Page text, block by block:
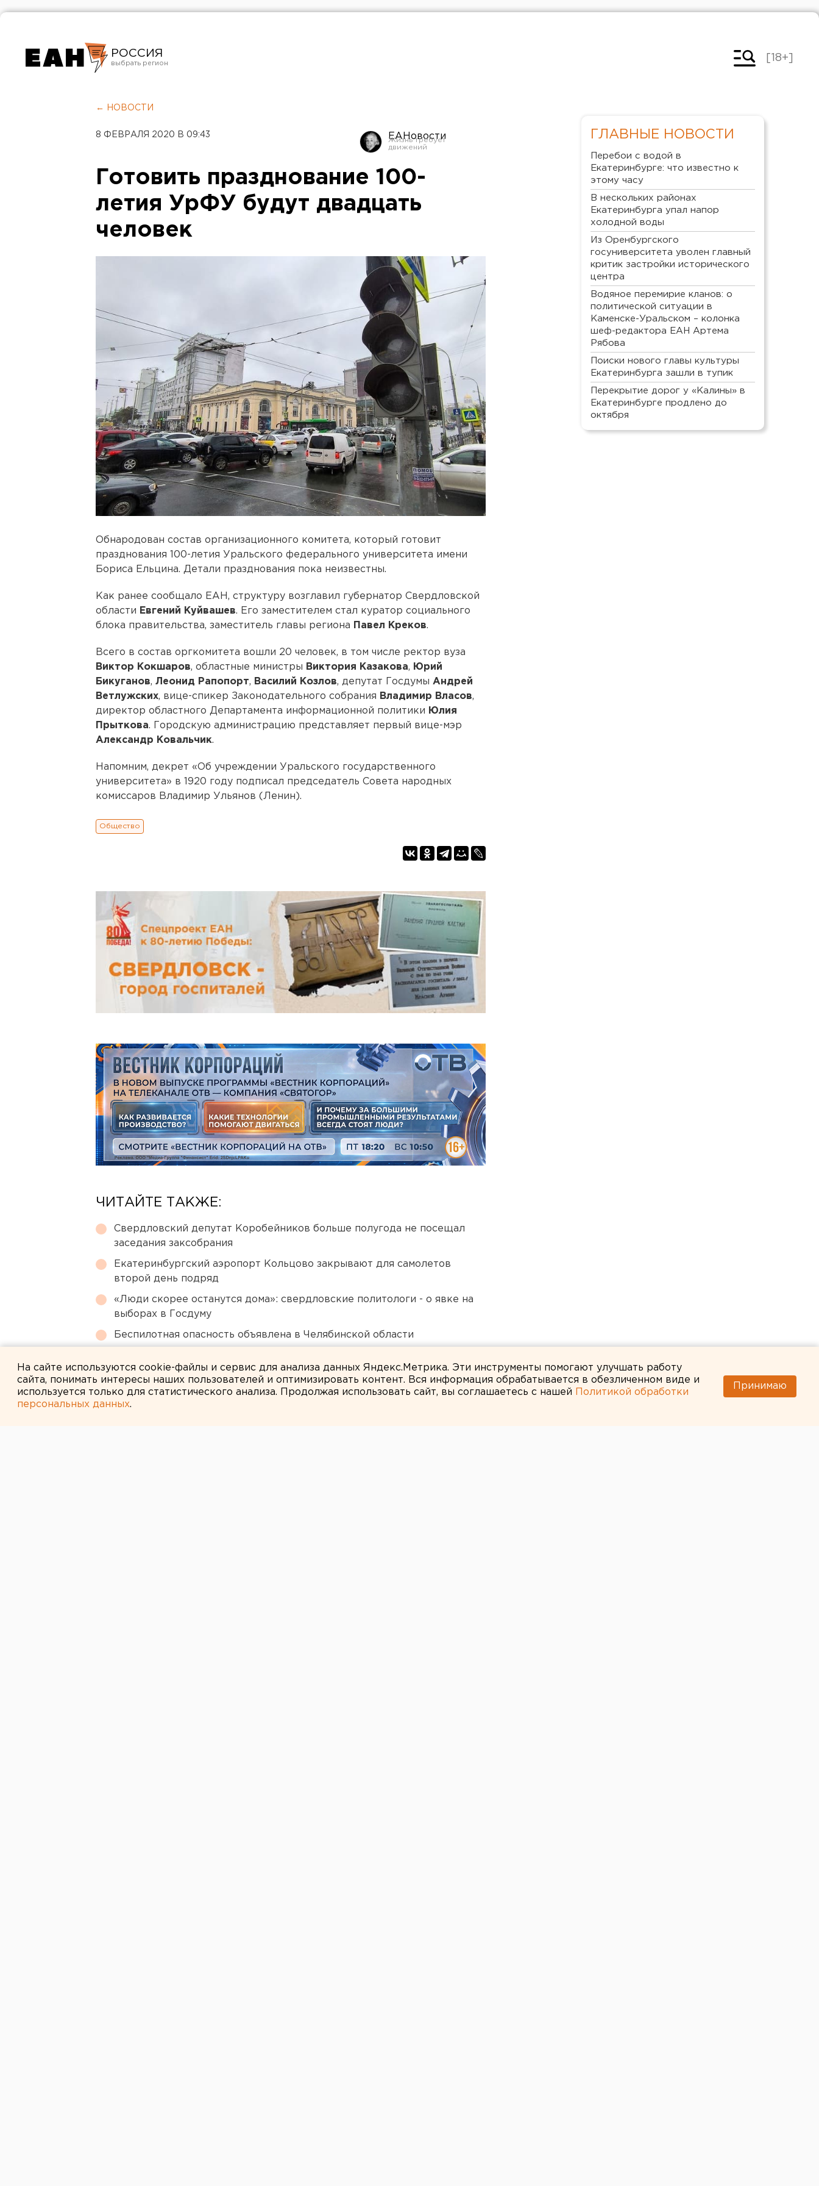
РОССИЯ
Челябинск
[18+]
← НОВОСТИ
8 ФЕВРАЛЯ 2020 В 09:43 ЕАНовости
Готовить празднование 100-
летия УрФУ будут двадцать
человек
Обнародован состав организационного комитета, который готовит
празднования 100-летия Уральского федерального университета имени
Бориса Ельцина. Детали празднования пока неизвестны.
Как ранее сообщало ЕАН, структуру возглавил губернатор Свердловской
области Евгений Куйвашев. Его заместителем стал куратор социального
блока правительства, заместитель главы региона
Павел Креков.
Всего в состав оргкомитета вошли 20 человек, в том числе ректор вуза
Виктор Кокшаров, областные министры Виктория Казакова, Юрий
Бикуганов, Леонид Рапопорт, Василий Козлов, депутат Госдумы Андрей
Ветлужских, вице-спикер Законодательного собрания Владимир Власов,
директор областного Департамента информационной политики Юлия
Прыткова. Городскую администрацию представляет первый вице-мэр
Александр Ковальчик.
Напомним, декрет «Об учреждении Уральского государственного
университета» в 1920 году подписал председатель Совета народных
комиссаров Владимир Ульянов (Ленин).
Общество
ЧИТАЙТЕ ТАКЖЕ:
Свердловский депутат Коробейников больше полугода не посещал
заседания заксобрания
Екатеринбургский аэропорт Кольцово закрывают для самолетов
второй день подряд
«Люди скорее останутся дома»: свердловские политологи - о явке на
выборах в Госдуму
Беспилотная опасность объявлена в Челябинской области
ГЛАВНЫЕ НОВОСТИ
Перебои с водой в
Екатеринбурге: что известно к
этому часу
В нескольких районах
Екатеринбурга упал напор
холодной воды
Из Оренбургского
госуниверситета уволен главный
критик застройки исторического
центра
Водяное перемирие кланов: о
политической ситуации в
Каменске-Уральском – колонка
шеф-редактора ЕАН Артема
Рябова
Поиски нового главы культуры
Екатеринбурга зашли в тупик
Перекрытие дорог у «Калины» в
Екатеринбурге продлено до
октября
На сайте используются cookie-файлы и сервис для анализа данных Яндекс.Метрика. Эти инструменты помогают улучшать работу
сайта, понимать интересы наших пользователей и оптимизировать контент. Вся информация обрабатывается в обезличенном виде и
используется только для статистического анализа. Продолжая использовать сайт, вы соглашаетесь с нашей
Политикой обработки
персональных данных.
Принимаю